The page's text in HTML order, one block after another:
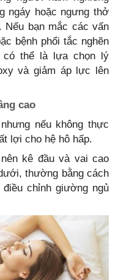
ngáy hoặc ngưng thở
bạn mắc các vấn
bệnh phổi tắc nghẽn
có thể là lựa chọn lý
và giảm áp lực lên
cao
nếu không thực
lợi cho hệ hô hấp.
kê đầu và vai cao
thường bằng cách
chỉnh giường ngủ